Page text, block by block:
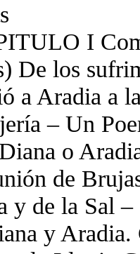
I
De los
a Aradia a
– Un
o
de
y de la Sal
y